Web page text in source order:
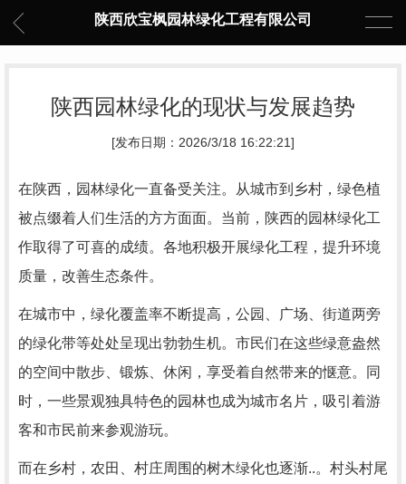
陕西欣宝枫园林绿化工程有限公司
陕西园林绿化的现状与发展趋势
[发布日期：2026/3/18 16:22:21]
在陕西，园林绿化一直备受关注。从城市到乡村，绿色植
被点缀着人们生活的方方面面。当前，陕西的园林绿化工
作取得了可喜的成绩。各地积极开展绿化工程，提升环境
质量，改善生态条件。
在城市中，绿化覆盖率不断提高，公园、广场、街道两旁
的绿化带等处处呈现出勃勃生机。市民们在这些绿意盎然
的空间中散步、锻炼、休闲，享受着自然带来的惬意。同
时，一些景观独具特色的园林也成为城市名片，吸引着游
客和市民前来参观游玩。
而在乡村，农田、村庄周围的树木绿化也逐渐..。村头村尾